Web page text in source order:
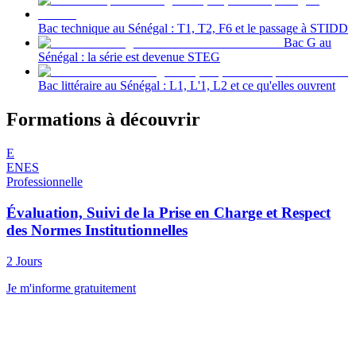
Bac technique au Sénégal : T1, T2, F6 et le passage à STIDD
Bac G au
Sénégal : la série est devenue STEG
Bac littéraire au Sénégal : L1, L'1, L2 et ce qu'elles ouvrent
Formations à découvrir
E
ENES
Professionnelle
Évaluation, Suivi de la Prise en Charge et Respect
des Normes Institutionnelles
2 Jours
Je m'informe gratuitement